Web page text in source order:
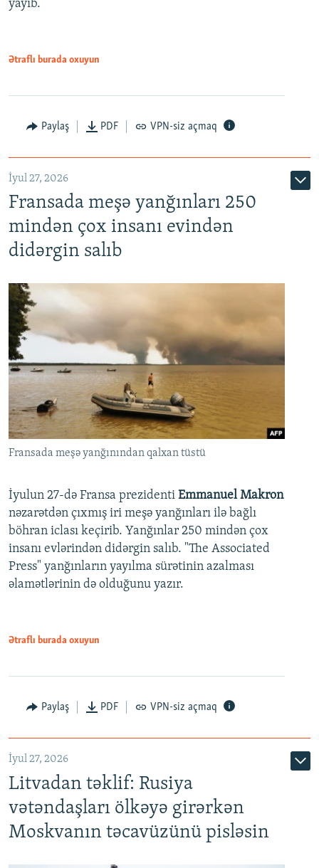
yayıb.
Ətraflı burada oxuyun
Paylaş PDF VPN-siz açmaq
İyul 27, 2026
Fransada meşə yanğınları 250
mindən çox insanı evindən
didərgin salıb
Fransada meşə yanğınından qalxan tüstü
İyulun 27-də Fransa prezidenti Emmanuel Makron
nəzarətdən çıxmış iri meşə yanğınları ilə bağlı
böhran iclası keçirib. Yanğınlar 250 mindən çox
insanı evlərindən didərgin salıb. "The Associated
Press" yanğınların yayılma sürətinin azalması
əlamətlərinin də olduğunu yazır.
Ətraflı burada oxuyun
Paylaş PDF VPN-siz açmaq
İyul 27, 2026
Litvadan təklif: Rusiya
vətəndaşları ölkəyə girərkən
Moskvanın təcavüzünü pisləsin